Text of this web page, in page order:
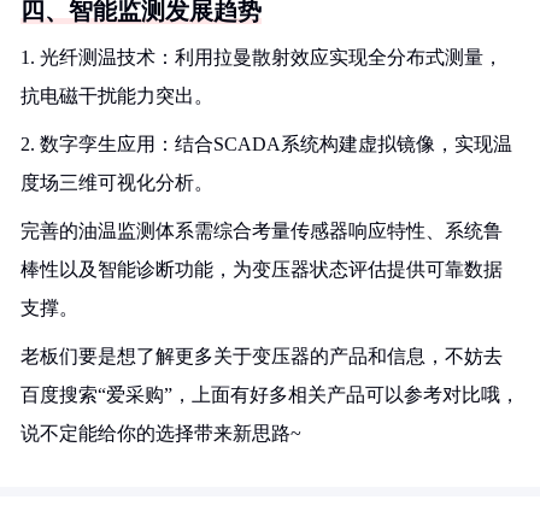
四、智能监测发展趋势
1. 光纤测温技术：利用拉曼散射效应实现全分布式测量，
抗电磁干扰能力突出。
2. 数字孪生应用：结合SCADA系统构建虚拟镜像，实现温
度场三维可视化分析。
完善的油温监测体系需综合考量传感器响应特性、系统鲁
棒性以及智能诊断功能，为变压器状态评估提供可靠数据
支撑。
老板们要是想了解更多关于变压器的产品和信息，不妨去
百度搜索“爱采购”，上面有好多相关产品可以参考对比哦，
说不定能给你的选择带来新思路~